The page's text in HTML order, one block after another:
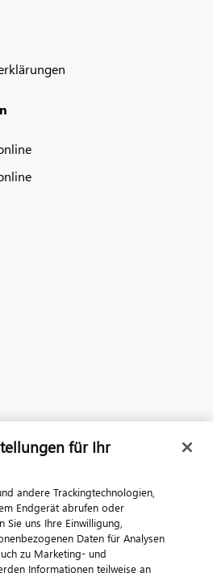
Sie uns
für Ihr
andere Trackingtechnologien,
Endgerät abrufen oder
Sie uns Ihre Einwilligung,
Daten für Analysen
zu Marketing- und
Informationen teilweise an